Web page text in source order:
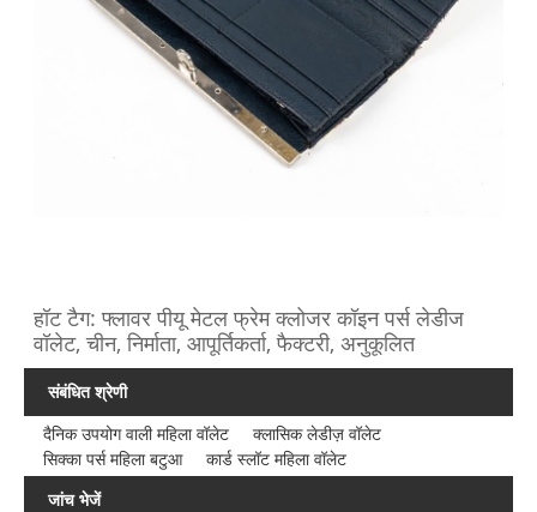
हॉट टैग: फ्लावर पीयू मेटल फ्रेम क्लोजर कॉइन पर्स लेडीज
वॉलेट, चीन, निर्माता, आपूर्तिकर्ता, फैक्टरी, अनुकूलित
संबंधित श्रेणी
दैनिक उपयोग वाली महिला वॉलेट
क्लासिक लेडीज़ वॉलेट
सिक्का पर्स महिला बटुआ
कार्ड स्लॉट महिला वॉलेट
जांच भेजें